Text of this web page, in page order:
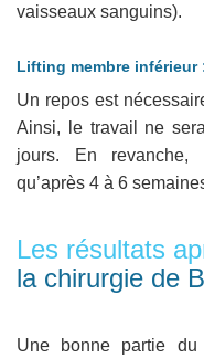
vaisseaux sanguins).
Lifting membre inférieur
Un repos est
Ainsi, le travail ne
jours. En revanche,
qu’après 4 à 6
Les résultats
la chirurgie de
Une bonne partie